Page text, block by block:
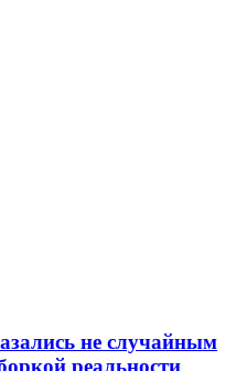
не случайным
реальности